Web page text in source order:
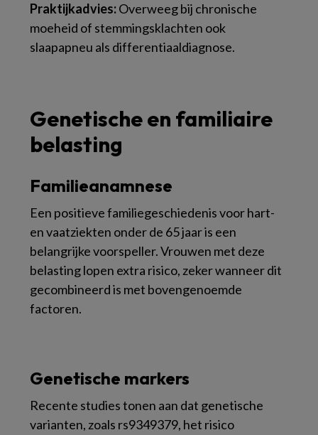
Praktijkadvies:Overweeg bij chronische
moeheid of stemmingsklachten ook
slaapapneu als differentiaaldiagnose.
Genetische en familiaire
belasting
Familieanamnese
Een positieve familiegeschiedenis voor hart-
en vaatziekten onder de 65 jaar is een
belangrijke voorspeller. Vrouwen met deze
belasting lopen extra risico, zeker wanneer dit
gecombineerd is met bovengenoemde
factoren.
Genetische markers
Recente studies tonen aan dat genetische
varianten, zoals rs9349379, het risico